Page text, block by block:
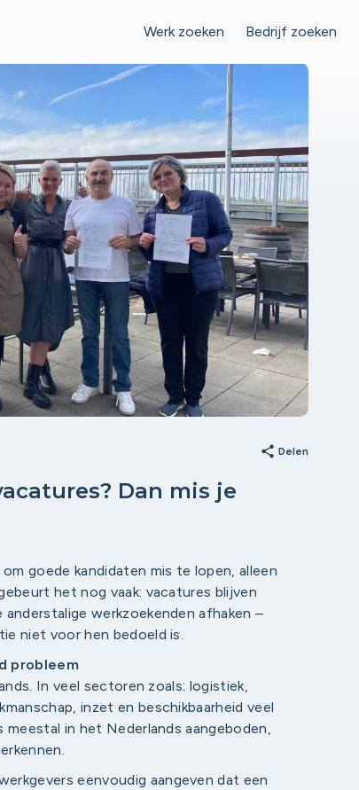
Werk zoeken Bedrijf zoeken
share Delen
Dan mis je
goede kandidaten mis te lopen, alleen
het nog vaak: vacatures blijven
werkzoekenden afhaken –
niet voor hen bedoeld is.
probleem
In veel sectoren zoals: logistiek,
inzet en beschikbaarheid veel
in het Nederlands aangeboden,
eenvoudig aangeven dat een